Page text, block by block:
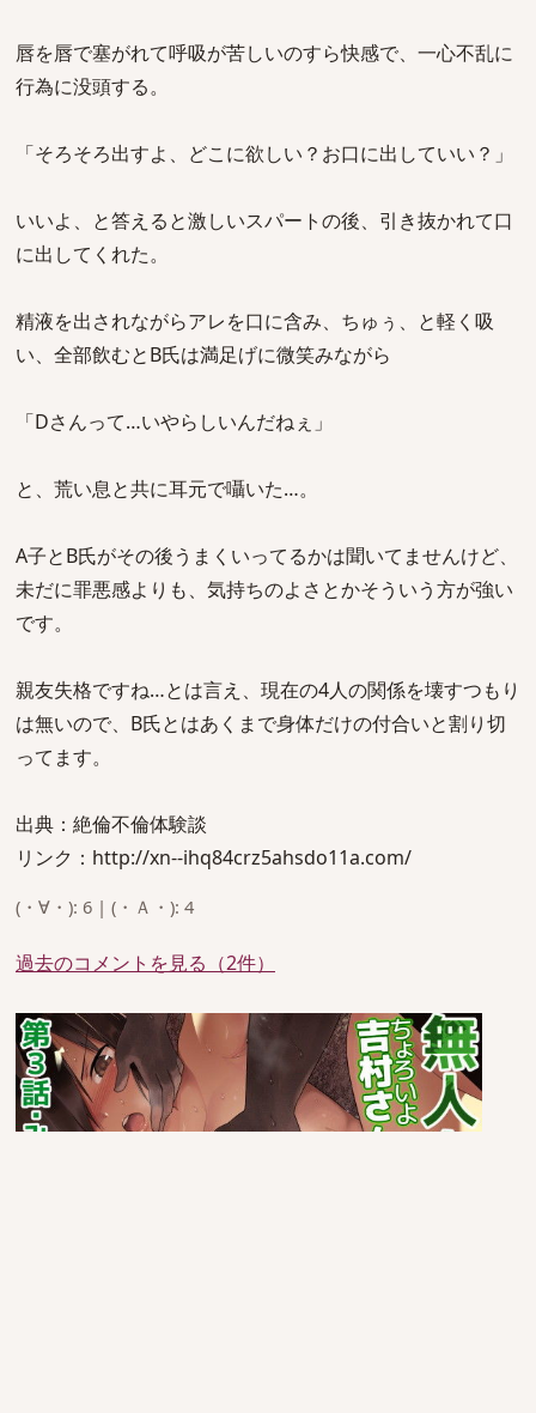
唇を唇で塞がれて呼吸が苦しいのすら快感で、一心不乱に
行為に没頭する。
「そろそろ出すよ、どこに欲しい？お口に出していい？」
いいよ、と答えると激しいスパートの後、引き抜かれて口
に出してくれた。
精液を出されながらアレを口に含み、ちゅぅ、と軽く吸
い、全部飲むとB氏は満足げに微笑みながら
「Dさんって…いやらしいんだねぇ」
と、荒い息と共に耳元で囁いた…。
A子とB氏がその後うまくいってるかは聞いてませんけど、
未だに罪悪感よりも、気持ちのよさとかそういう方が強い
です。
親友失格ですね…とは言え、現在の4人の関係を壊すつもり
は無いので、B氏とはあくまで身体だけの付合いと割り切
ってます。
出典：絶倫不倫体験談
リンク：http://xn--ihq84crz5ahsdo11a.com/
(・∀・): 6 | (・Ａ・): 4
過去のコメントを見る（2件）